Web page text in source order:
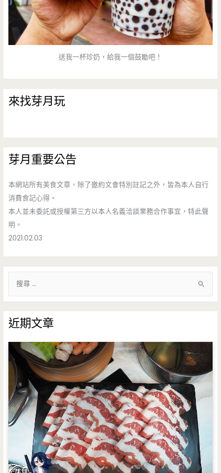
束
營
業）
送我一杯珍奶，給我一個鼓勵吧！
來找芽月玩
芽月重要公告
本網站所有美食文章，除了邀約文會特別註記之外，皆為本人自行
消費食記心得。
本人並未委託或授權第三方以本人名義洽談業務合作事宜，特此聲
明。
2021.02.03
鍵
字
:
近期文章